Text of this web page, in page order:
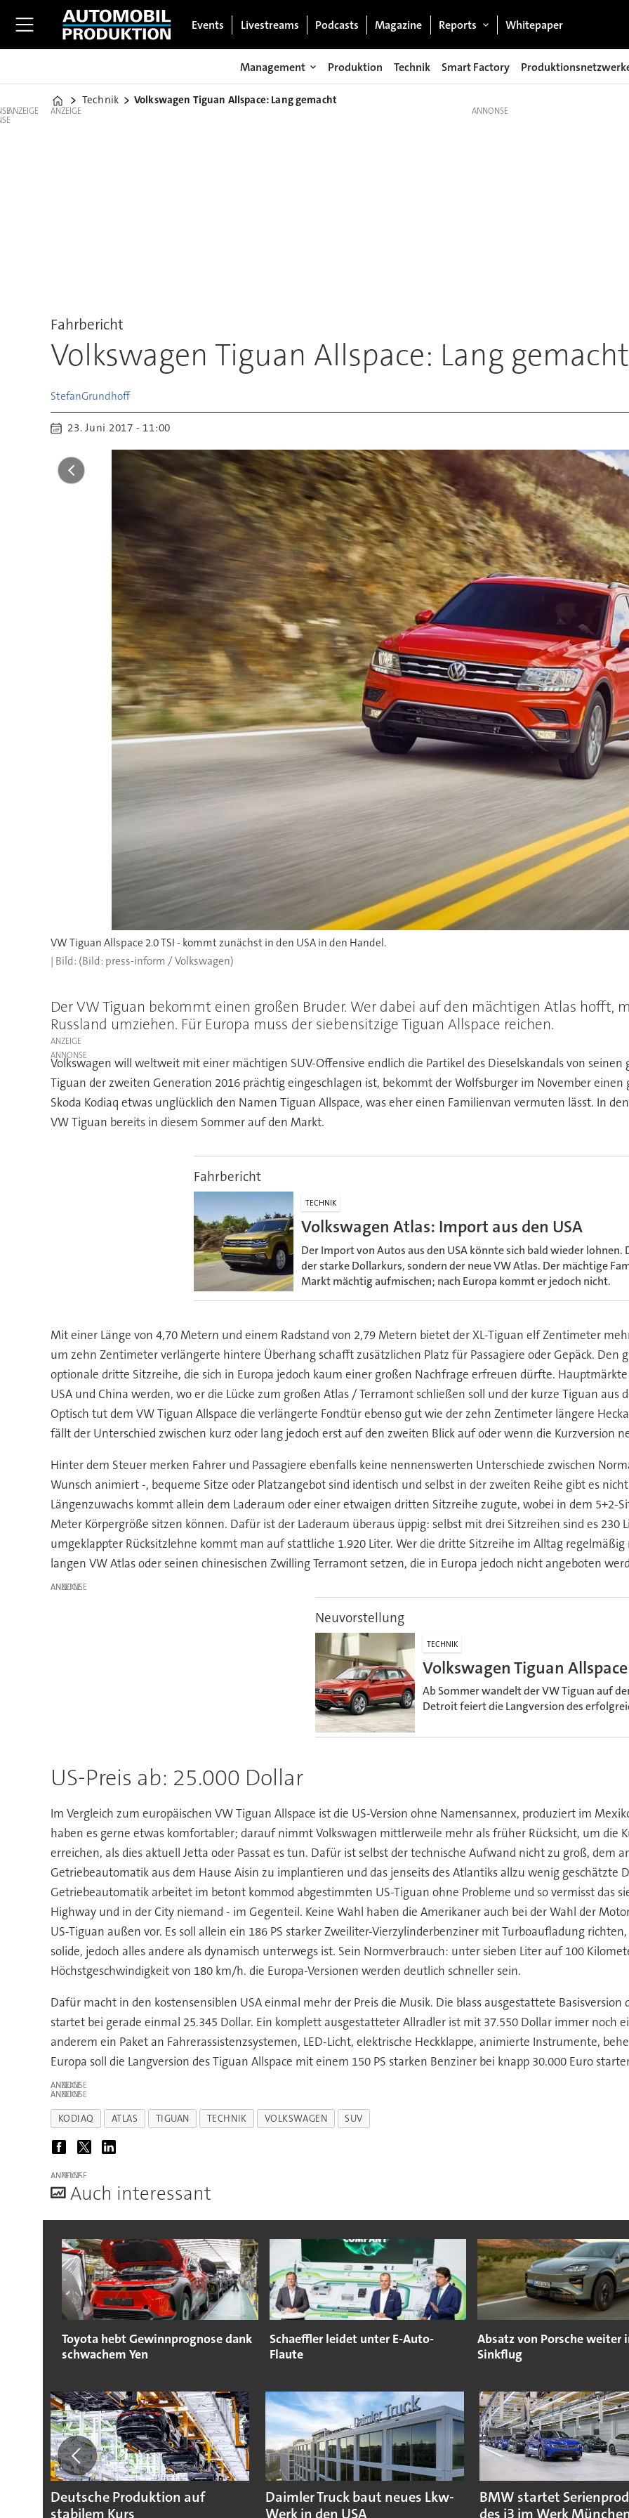
Events Livestreams Podcasts Magazine Reports Whitepaper
Management Produktion Technik Smart Factory
Home
Technik Volkswagen Tiguan Allspace: Lang gemacht
ANZEIGE ANZEIGE
Fahrbericht
Volkswagen Tiguan Allspace: Lang gemacht
StefanGrundhoff
23. Juni 2017 - 11:00
VW Tiguan Allspace 2.0 TSI - kommt zunächst in den USA in den Handel.
(Bild: press-inform / Volkswagen)
Der VW Tiguan bekommt einen großen Bruder. Wer dabei auf den mächtigen Atlas hofft,
Russland umziehen. Für Europa muss der siebensitzige Tiguan Allspace reichen.
ANZEIGE
Volkswagen will weltweit mit einer mächtigen SUV-Offensive endlich die Partikel des Dieselskandals von
Tiguan der zweiten Generation 2016 prächtig eingeschlagen ist, bekommt der Wolfsburger im November
Skoda Kodiaq etwas unglücklich den Namen Tiguan Allspace, was eher einen Familienvan vermuten lässt. In
VW Tiguan bereits in diesem Sommer auf den Markt.
Fahrbericht
TECHNIK
Volkswagen Atlas: Import aus den USA
Der Import von Autos aus den USA könnte sich bald wieder
der starke Dollarkurs, sondern der neue VW Atlas. Der mächtige
Markt mächtig aufmischen; nach Europa kommt er jedoch nicht.
Mit einer Länge von 4,70 Metern und einem Radstand von 2,79 Metern bietet der XL-Tiguan elf Zentimeter
um zehn Zentimeter verlängerte hintere Überhang schafft zusätzlichen Platz für Passagiere oder Gepäck. Den
optionale dritte Sitzreihe, die sich in Europa jedoch kaum einer großen Nachfrage erfreuen dürfte.
USA und China werden, wo er die Lücke zum großen Atlas / Terramont schließen soll und der kurze Tiguan
Optisch tut dem VW Tiguan Allspace die verlängerte Fondtür ebenso gut wie der zehn Zentimeter längere
fällt der Unterschied zwischen kurz oder lang jedoch erst auf den zweiten Blick auf oder wenn die Kurzversion
Hinter dem Steuer merken Fahrer und Passagiere ebenfalls keine nennenswerten Unterschiede zwischen
Wunsch animiert -, bequeme Sitze oder Platzangebot sind identisch und selbst in der zweiten Reihe gibt es
Längenzuwachs kommt allein dem Laderaum oder einer etwaigen dritten Sitzreihe zugute, wobei in dem 5+2-
Meter Körpergröße sitzen können. Dafür ist der Laderaum überaus üppig: selbst mit drei Sitzreihen sind es 230
umgeklappter Rücksitzlehne kommt man auf stattliche 1.920 Liter. Wer die dritte Sitzreihe im Alltag
langen VW Atlas oder seinen chinesischen Zwilling Terramont setzen, die in Europa jedoch nicht angeboten
ANZEIGE
Neuvorstellung
TECHNIK
Volkswagen Tiguan
Ab Sommer wandelt der VW Tiguan auf
Detroit feiert die Langversion des
US-Preis ab: 25.000 Dollar
Im Vergleich zum europäischen VW Tiguan Allspace ist die US-Version ohne Namensannex, produziert im
haben es gerne etwas komfortabler; darauf nimmt Volkswagen mittlerweile mehr als früher Rücksicht, um die
erreichen, als dies aktuell Jetta oder Passat es tun. Dafür ist selbst der technische Aufwand nicht zu groß, dem
Getriebeautomatik aus dem Hause Aisin zu implantieren und das jenseits des Atlantiks allzu wenig geschätzte
Getriebeautomatik arbeitet im betont kommod abgestimmten US-Tiguan ohne Probleme und so vermisst das
Highway und in der City niemand - im Gegenteil. Keine Wahl haben die Amerikaner auch bei der Wahl der
US-Tiguan außen vor. Es soll allein ein 186 PS starker Zweiliter-Vierzylinderbenziner mit Turboaufladung
solide, jedoch alles andere als dynamisch unterwegs ist. Sein Normverbrauch: unter sieben Liter auf 100
Höchstgeschwindigkeit von 180 km/h. die Europa-Versionen werden deutlich schneller sein.
Dafür macht in den kostensensiblen USA einmal mehr der Preis die Musik. Die blass ausgestattete
startet bei gerade einmal 25.345 Dollar. Ein komplett ausgestatteter Allradler ist mit 37.550 Dollar immer noch
anderem ein Paket an Fahrerassistenzsystemen, LED-Licht, elektrische Heckklappe, animierte Instrumente,
Europa soll die Langversion des Tiguan Allspace mit einem 150 PS starken Benziner bei knapp 30.000 Euro
ANZEIGE
ANZEIGE
KODIAQ ATLAS TIGUAN TECHNIK VOLKSWAGEN SUV
ANZEIGE
Auch interessant
Toyota hebt Gewinnprognose dank
schwachem Yen
Schaeffler leidet unter E-Auto-
Flaute
Absatz von Porsche weiter
Sinkflug
Deutsche Produktion auf
Daimler Truck baut neues Lkw-
BMW startet